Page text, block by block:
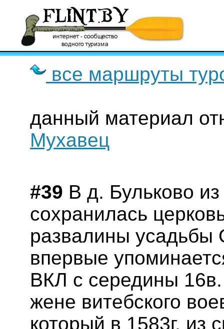
все маршруты
данный материал
Мухавец
#39 В д. Бульково
сохранилась
развалины усадьбы
впервые
ВКЛ с середины
жене витебского
который в 1583г. из